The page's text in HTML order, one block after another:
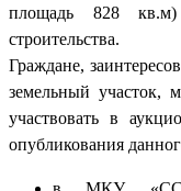
площадь 828 кв.м)
строительства.
Граждане,
земельный участок,
участвовать в
опубликования